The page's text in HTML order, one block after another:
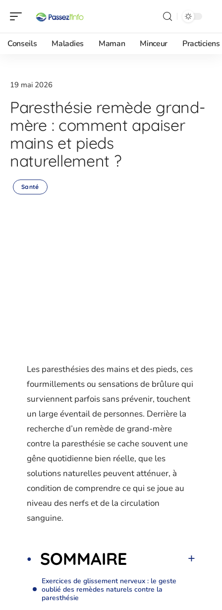
Conseils Maladies Maman Minceur Practiciens
19 mai 2026
Paresthésie remède grand-
mère : comment apaiser
mains et pieds
naturellement ?
Santé
Les paresthésies des mains et des pieds, ces
fourmillements ou sensations de brûlure qui
surviennent parfois sans prévenir, touchent
un large éventail de personnes. Derrière la
recherche d’un remède de grand-mère
contre la paresthésie se cache souvent une
gêne quotidienne bien réelle, que les
solutions naturelles peuvent atténuer, à
condition de comprendre ce qui se joue au
niveau des nerfs et de la circulation
sanguine.
SOMMAIRE
Exercices de glissement nerveux : le geste
oublié des remèdes naturels contre la
paresthésie